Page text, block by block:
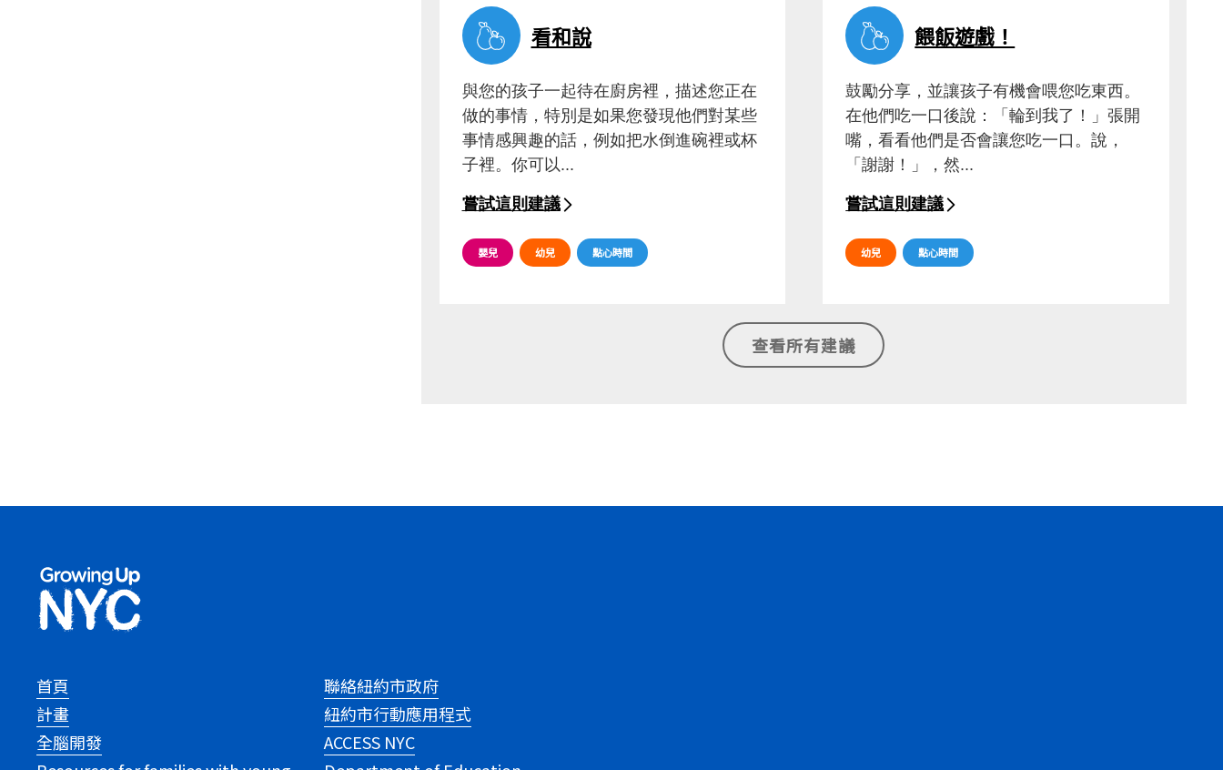
看和說
與您的孩子一起待在廚房裡，描述您正在
做的事情，特別是如果您發現他們對某些
事情感興趣的話，例如把水倒進碗裡或杯
子裡。你可以...
嘗試這則建議
嬰兒 幼兒 點心時間
餵飯遊戲！
鼓勵分享，並讓孩子有機會喂您吃東西。
在他們吃一口後說：「輪到我了！」張開
嘴，看看他們是否會讓您吃一口。說，
「謝謝！」，然...
嘗試這則建議
幼兒 點心時間
查看所有建議
首頁
計畫
全腦開發
聯絡紐約市政府
紐約市行動應用程式
ACCESS NYC